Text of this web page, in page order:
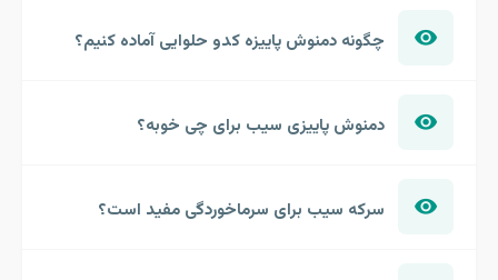
چگونه دمنوش پاییزه کدو حلوایی آماده کنیم؟
دمنوش پاییزی سیب برای چی خوبه؟
سرکه سیب برای سرماخوردگی مفید است؟